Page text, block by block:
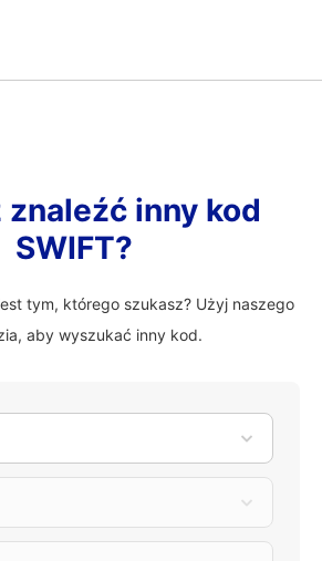
znaleźć inny kod
SWIFT?
tym, którego szukasz? Użyj naszego
aby wyszukać inny kod.